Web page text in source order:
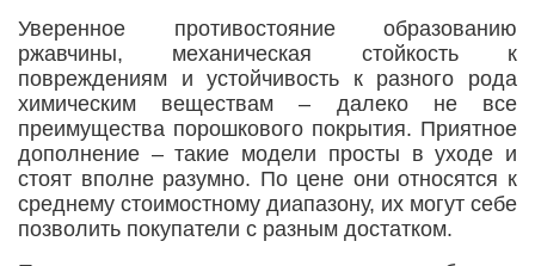
Уверенное противостояние образованию
ржавчины, механическая стойкость к
повреждениям и устойчивость к разного рода
химическим веществам – далеко не все
преимущества порошкового покрытия. Приятное
дополнение – такие модели просты в уходе и
стоят вполне разумно. По цене они относятся к
среднему стоимостному диапазону, их могут себе
позволить покупатели с разным достатком.